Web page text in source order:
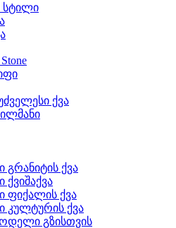
სტილი
ქვა
გრანიტის ქვა
ქვიშაქვა
ფიქალის ქვა
კულტურის ქვა
გზისთვის